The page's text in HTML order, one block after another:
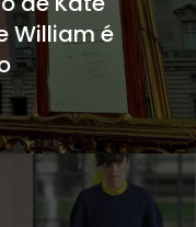
William é